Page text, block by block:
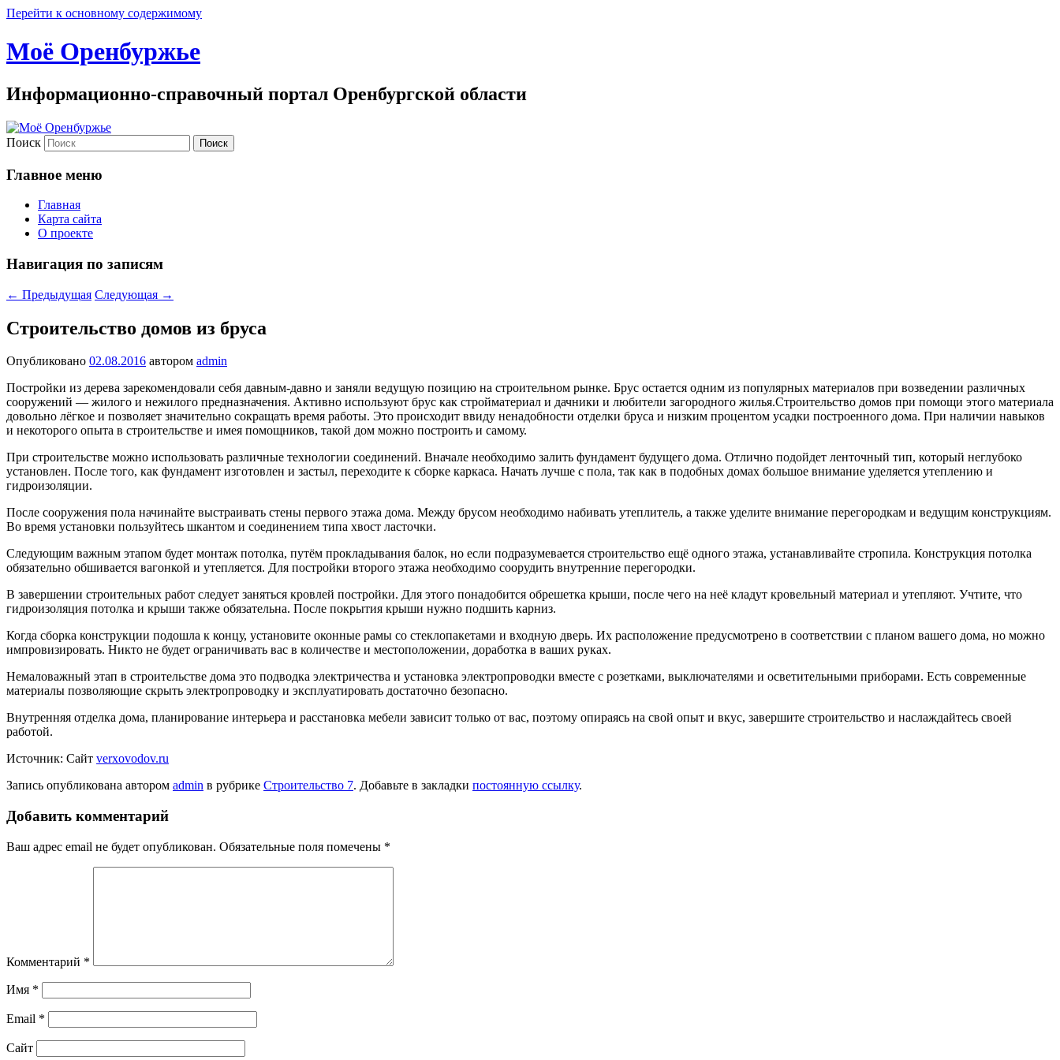
Перейти к основному содержимому
Моё Оренбуржье
Информационно-справочный портал Оренбургской области
Поиск
Главное меню
Главная
Карта сайта
О проекте
Навигация по записям
← Предыдущая Следующая →
Строительство домов из бруса
Опубликовано 02.08.2016 автором admin
Постройки из дерева зарекомендовали себя давным-давно и заняли ведущую позицию на строительном рынке. Брус остается одним из популярных материалов при возведении различных
сооружений — жилого и нежилого предназначения. Активно используют брус как стройматериал и дачники и любители загородного жилья.Строительство домов при помощи этого материала
довольно лёгкое и позволяет значительно сокращать время работы. Это происходит ввиду ненадобности отделки бруса и низким процентом усадки построенного дома. При наличии навыков
и некоторого опыта в строительстве и имея помощников, такой дом можно построить и самому.
При строительстве можно использовать различные технологии соединений. Вначале необходимо залить фундамент будущего дома. Отлично подойдет ленточный тип, который неглубоко
установлен. После того, как фундамент изготовлен и застыл, переходите к сборке каркаса. Начать лучше с пола, так как в подобных домах большое внимание уделяется утеплению и
гидроизоляции.
После сооружения пола начинайте выстраивать стены первого этажа дома. Между брусом необходимо набивать утеплитель, а также уделите внимание перегородкам и ведущим конструкциям.
Во время установки пользуйтесь шкантом и соединением типа хвост ласточки.
Следующим важным этапом будет монтаж потолка, путём прокладывания балок, но если подразумевается строительство ещё одного этажа, устанавливайте стропила. Конструкция потолка
обязательно обшивается вагонкой и утепляется. Для постройки второго этажа необходимо соорудить внутренние перегородки.
В завершении строительных работ следует заняться кровлей постройки. Для этого понадобится обрешетка крыши, после чего на неё кладут кровельный материал и утепляют. Учтите, что
гидроизоляция потолка и крыши также обязательна. После покрытия крыши нужно подшить карниз.
Когда сборка конструкции подошла к концу, установите оконные рамы со стеклопакетами и входную дверь. Их расположение предусмотрено в соответствии с планом вашего дома, но можно
импровизировать. Никто не будет ограничивать вас в количестве и местоположении, доработка в ваших руках.
Немаловажный этап в строительстве дома это подводка электричества и установка электропроводки вместе с розетками, выключателями и осветительными приборами. Есть современные
материалы позволяющие скрыть электропроводку и эксплуатировать достаточно безопасно.
Внутренняя отделка дома, планирование интерьера и расстановка мебели зависит только от вас, поэтому опираясь на свой опыт и вкус, завершите строительство и наслаждайтесь своей
работой.
Источник: Сайт verxovodov.ru
Запись опубликована автором admin в рубрике Строительство 7. Добавьте в закладки постоянную ссылку.
Добавить комментарий
Ваш адрес email не будет опубликован. Обязательные поля помечены *
Комментарий *
Имя *
Email *
Сайт